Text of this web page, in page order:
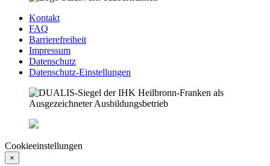
Kontakt
FAQ
Barrierefreiheit
Impressum
Datenschutz
Datenschutz-Einstellungen
Cookieeinstellungen
×